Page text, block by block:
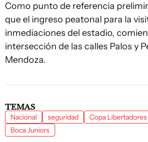
Como punto de referencia
que el ingreso peatonal para la
inmediaciones del estadio,
intersección de las calles Palos y
Mendoza.
TEMAS
Nacional seguridad Copa Libertadores
Boca Juniors